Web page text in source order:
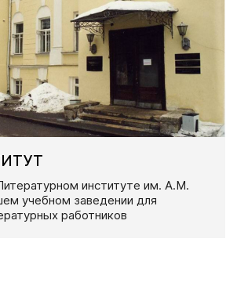
институте им. А.М.
учебном заведении для
работников